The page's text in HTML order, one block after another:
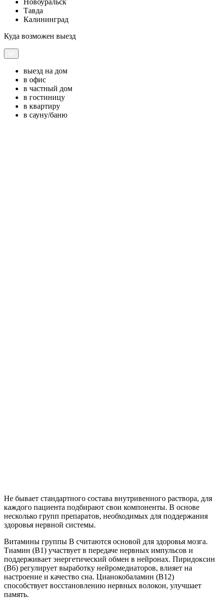
Тавда
Калининград
Куда возможен выезд
выезд на дом
в офис
в частный дом
в гостиницу
в квартиру
в сауну/баню
Не бывает стандартного состава внутривенного раствора, для
каждого пациента подбирают свои компоненты. В основе
несколько групп препаратов, необходимых для поддержания
здоровья нервной системы.
Витамины группы B считаются основой для здоровья мозга.
Тиамин (B1) участвует в передаче нервных импульсов и
поддерживает энергетический обмен в нейронах. Пиридоксин
(B6) регулирует выработку нейромедиаторов, влияет на
настроение и качество сна. Цианокобаламин (B12)
способствует восстановлению нервных волокон, улучшает
память.